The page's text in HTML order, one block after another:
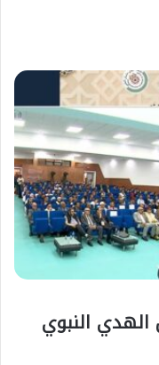
النبوي